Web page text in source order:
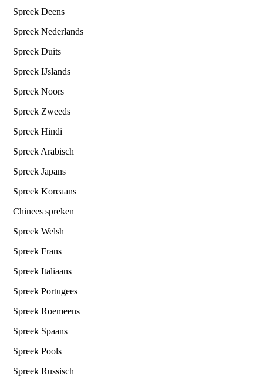
Spreek Deens
Spreek Nederlands
Spreek Duits
Spreek IJslands
Spreek Noors
Spreek Zweeds
Spreek Hindi
Spreek Arabisch
Spreek Japans
Spreek Koreaans
Chinees spreken
Spreek Welsh
Spreek Frans
Spreek Italiaans
Spreek Portugees
Spreek Roemeens
Spreek Spaans
Spreek Pools
Spreek Russisch